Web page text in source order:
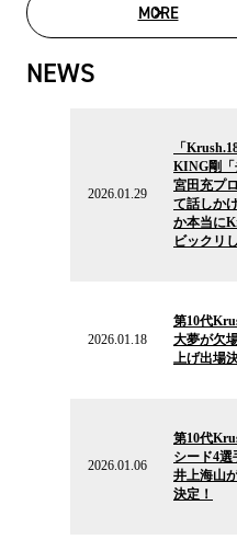
MOREMOVIE LIST
NEWS
2026.01.29
「
KING剛「
宮田充プ
て話しか
か本当に
ビックリ
2026.01.18
第10代
大夢が欠
上げ出場
2026.01.06
第10代
シード4選
井上海山
決定！